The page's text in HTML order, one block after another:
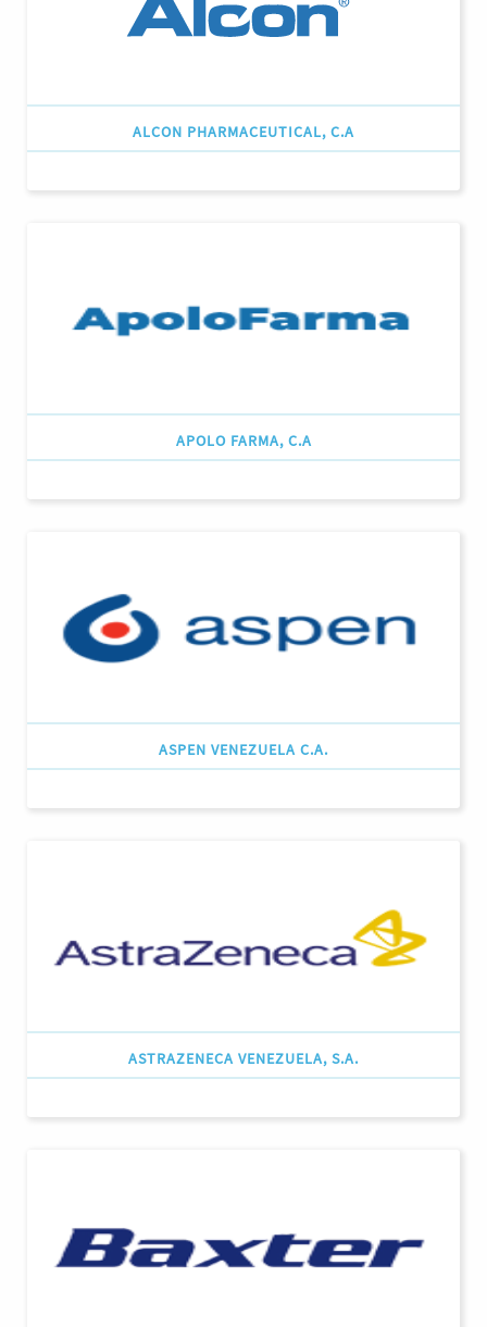
ALCON PHARMACEUTICAL, C.A
APOLO FARMA, C.A
ASPEN VENEZUELA C.A.
ASTRAZENECA VENEZUELA, S.A.